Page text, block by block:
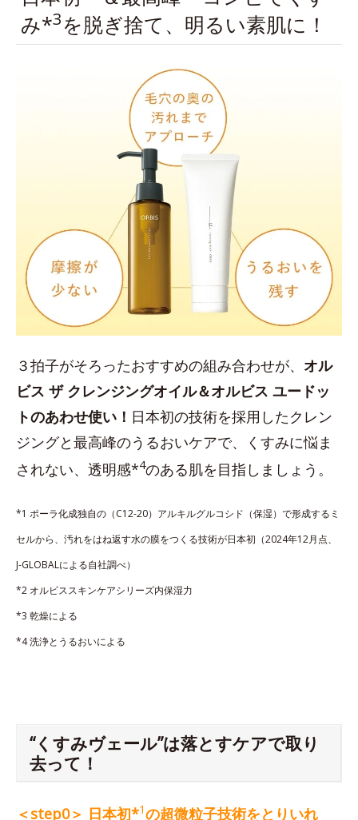
み*3を脱ぎ捨て、明るい素肌に！
３拍子がそろったおすすめの組み合わせが、 オル
ビス ザ クレンジングオイル＆オルビス ユードッ
トのあわせ使い！ 日本初の技術を採用したクレン
ジングと最高峰のうるおいケアで、くすみに悩ま
されない、透明感*4のある肌を目指しましょう。
*1 ポーラ化成独自の（C12-20）アルキルグルコシド（保湿）で形成するミ
セルから、汚れをはね返す水の膜をつくる技術が日本初（2024年12月点、
J-GLOBALによる自社調べ）
*2 オルビススキンケアシリーズ内保湿力
*3 乾燥による
*4 洗浄とうるおいによる
“くすみヴェール”は落とすケアで取り
去って！
＜step0＞ 日本初*1の超微粒子技術をとりいれ